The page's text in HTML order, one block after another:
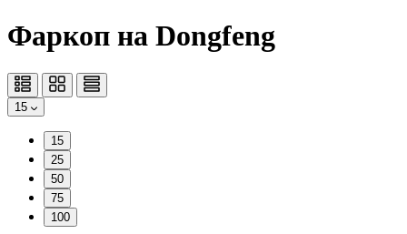
Фаркоп на Dongfeng
15
15
25
50
75
100